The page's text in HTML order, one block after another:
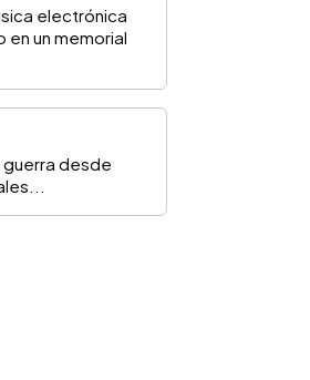
electrónica
un memorial
guerra desde